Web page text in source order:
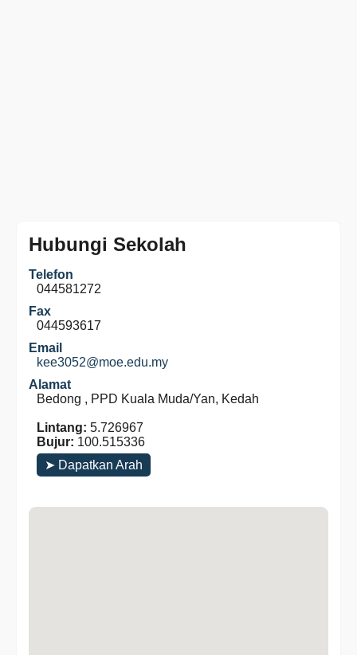
Hubungi Sekolah
Telefon
044581272
Fax
044593617
Email
kee3052@moe.edu.my
Alamat
Bedong , PPD Kuala Muda/Yan, Kedah
Lintang: 5.726967
Bujur: 100.515336
➤ Dapatkan Arah